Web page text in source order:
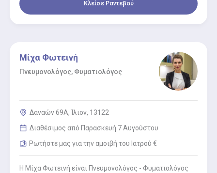
Κλείσε Ραντεβού
Μίχα Φωτεινή
Πνευμονολόγος, Φυματιολόγος
Δαναών 69Α, Ίλιον, 13122
Διαθέσιμος από Παρασκευή 7 Αυγούστου
Ρωτήστε μας για την αμοιβή του Ιατρού €
Η Μίχα Φωτεινή είναι Πνευμονολόγος - Φυματιολόγος